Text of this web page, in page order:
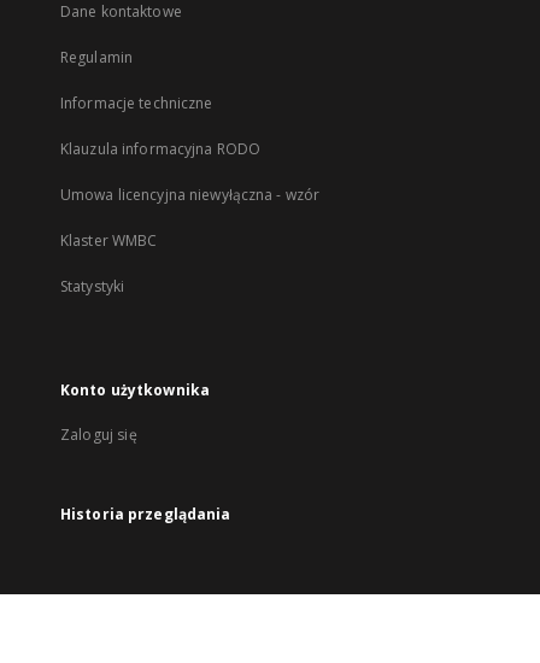
Dane kontaktowe
Regulamin
Informacje techniczne
Klauzula informacyjna RODO
Umowa licencyjna niewyłączna - wzór
Klaster WMBC
Statystyki
Konto użytkownika
Zaloguj się
Historia przeglądania